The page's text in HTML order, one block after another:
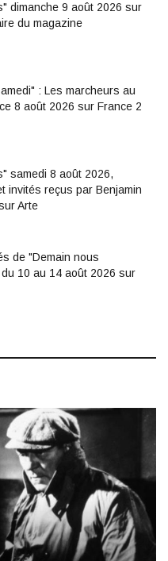
dimanche 9 août 2026 sur
du magazine
: Les marcheurs au
8 août 2026 sur France 2
samedi 8 août 2026,
invités reçus par Benjamin
Arte
de "Demain nous
10 au 14 août 2026 sur